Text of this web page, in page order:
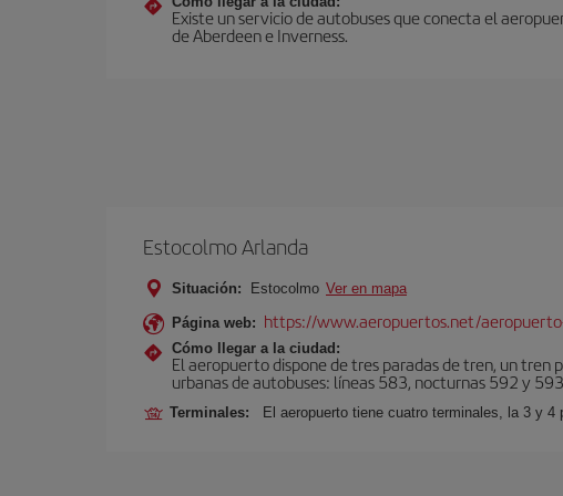
Existe un servicio de autobuses que conecta el
de Aberdeen e Inverness.
Estocolmo Arlanda
Situación: Estocolmo Ver en mapa
Página web: https://www.aeropuertos.net/
Cómo llegar a la ciudad:
El aeropuerto dispone de tres paradas de tren, un tren
urbanas de autobuses: líneas 583, nocturnas 592 y
Terminales: El aeropuerto tiene cuatro terminales, la 3 y